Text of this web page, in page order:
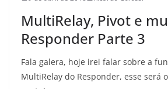
MultiRelay, Pivot e
Responder Parte 3
Fala galera, hoje irei falar sobre a
MultiRelay do Responder, esse será